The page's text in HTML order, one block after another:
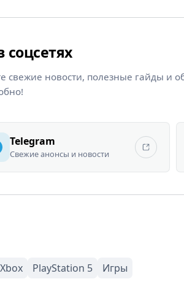
свежие новости, полезные гайды и
Telegram
Свежие анонсы и новости